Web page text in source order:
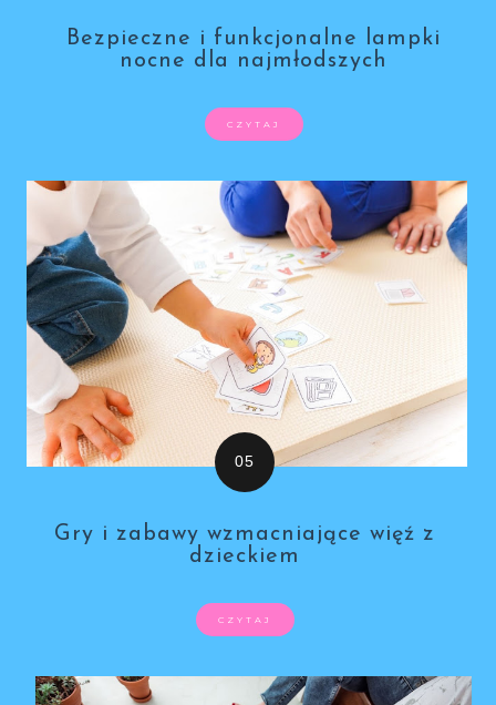
Bezpieczne i funkcjonalne lampki
nocne dla najmłodszych
CZYTAJ
Gry i zabawy wzmacniające więź z
dzieckiem
CZYTAJ